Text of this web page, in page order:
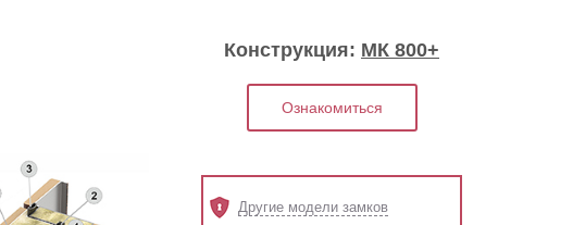
Конструкция: МК 800+
Ознакомиться
Другие модели замков